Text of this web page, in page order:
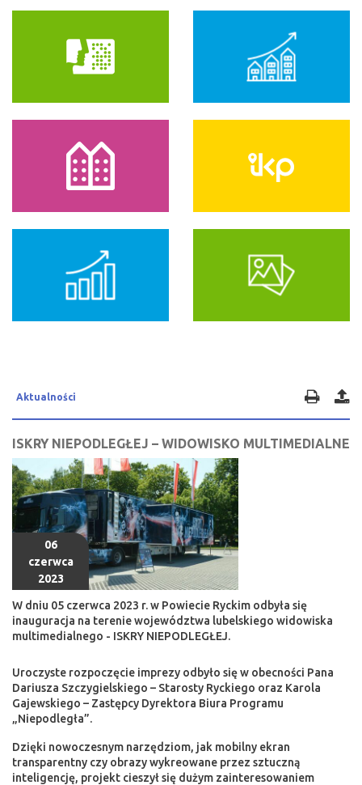
Aktualności
ISKRY NIEPODLEGŁEJ – WIDOWISKO MULTIMEDIALNE
06
czerwca
2023
W dniu 05 czerwca 2023 r. w Powiecie Ryckim odbyła się
inauguracja na terenie województwa lubelskiego widowiska
multimedialnego - ISKRY NIEPODLEGŁEJ.
Uroczyste rozpoczęcie imprezy odbyło się w obecności Pana
Dariusza Szczygielskiego – Starosty Ryckiego oraz Karola
Gajewskiego – Zastępcy Dyrektora Biura Programu
„Niepodległa”.
Dzięki nowoczesnym narzędziom, jak mobilny ekran
transparentny czy obrazy wykreowane przez sztuczną
inteligencję, projekt cieszył się dużym zainteresowaniem